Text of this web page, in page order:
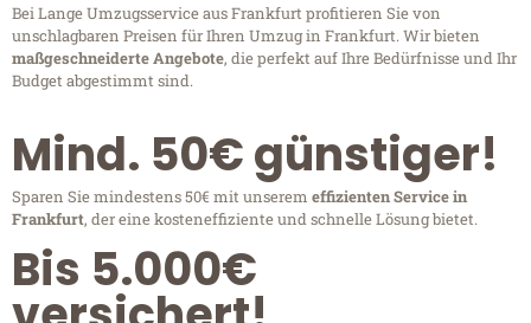
Bei Lange Umzugsservice aus Frankfurt profitieren Sie von
unschlagbaren Preisen für Ihren Umzug in Frankfurt. Wir bieten
maßgeschneiderte Angebote, die perfekt auf Ihre Bedürfnisse und Ihr
Budget abgestimmt sind.
Mind. 50€ günstiger!
Sparen Sie mindestens 50€ mit unserem effizienten Service in
Frankfurt, der eine kosteneffiziente und schnelle Lösung bietet.
Bis 5.000€